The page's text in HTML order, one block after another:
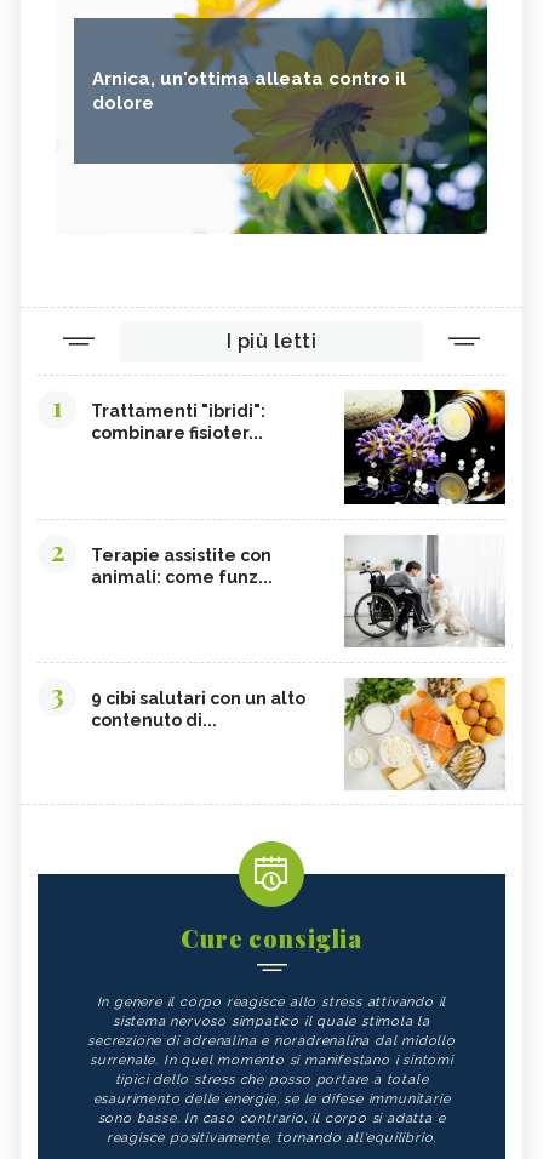
Arnica, un'ottima alleata contro il
dolore
I più letti
1
Trattamenti "ibridi":
combinare fisioter...
2
Terapie assistite con
animali: come funz...
3
9 cibi salutari con un alto
contenuto di...
Cure consiglia
In genere il corpo reagisce allo stress attivando il
sistema nervoso simpatico il quale stimola la
secrezione di adrenalina e noradrenalina dal midollo
surrenale. In quel momento si manifestano i sintomi
tipici dello stress che posso portare a totale
esaurimento delle energie, se le difese immunitarie
sono basse. In caso contrario, il corpo si adatta e
reagisce positivamente, tornando all'equilibrio.